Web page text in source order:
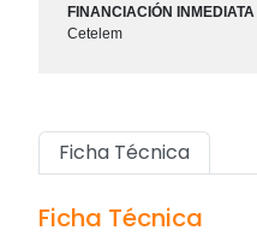
FINANCIACIÓN INMEDIATA
Cetelem
Ficha Técnica
Ficha Técnica